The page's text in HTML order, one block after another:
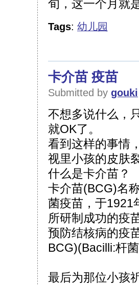
旬，这一个月就
Tags: 幼儿园
卡介苗 疫苗
Submitted by gouki
不想多说什么，
就OK了。
看到这样的事情
视里小孩的皮肤
什么是卡介苗？
卡介苗(BCG)名
菌疫苗，于1921
所研制成功的疫
预防结核病的疫
BCG)(Bacilli:杆
最后为那位小孩